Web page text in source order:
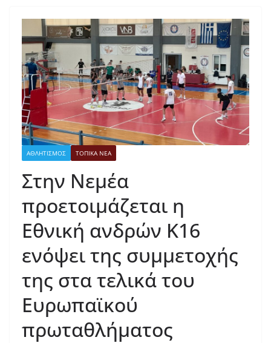
ΑΘΛΗΤΙΣΜΟΣ ΤΟΠΙΚΑ ΝΕΑ
Στην Νεμέα
προετοιμάζεται η
Εθνική ανδρών Κ16
ενόψει της συμμετοχής
της στα τελικά του
Ευρωπαϊκού
πρωταθλήματος